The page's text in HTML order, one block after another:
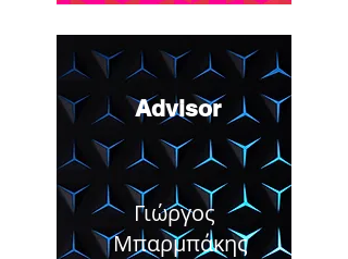
Advisor
Γιώργος
Μπαρμπάκης